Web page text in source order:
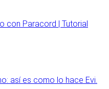
con Paracord | Tutorial
así es como lo hace Evi.